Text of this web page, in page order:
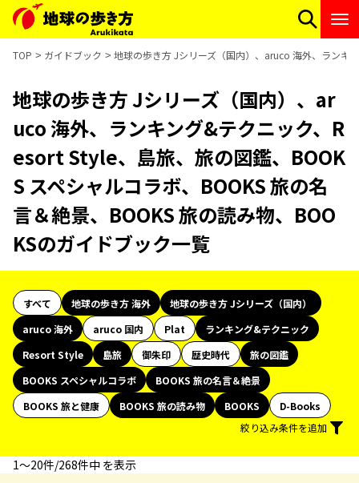
TOP ガイドブック 地球の歩き方 Jシリーズ（国内）、aruco 海外、ランキ
地球の歩き方 Jシリーズ（国内）、ar
uco 海外、ランキング&テクニック、R
esort Style、島旅、旅の図鑑、BOOK
S スペシャルコラボ、BOOKS 旅の名
言＆絶景、BOOKS 旅の読み物、BOO
KSのガイドブック一覧
すべて 地球の歩き方 海外
地球の歩き方 Jシリーズ（国内）
aruco 海外
aruco 国内 Plat
ランキング&テクニック
Resort Style
島旅 御朱印 歴史時代
旅の図鑑
BOOKS スペシャルコラボ
BOOKS 旅の名言＆絶景
BOOKS 旅と健康
BOOKS 旅の読み物 BOOKS
D-Books
絞り込み条件を追加
1〜20件/268件中 を表示